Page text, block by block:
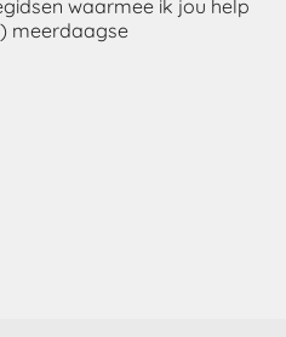
waarmee ik jou help
meerdaagse